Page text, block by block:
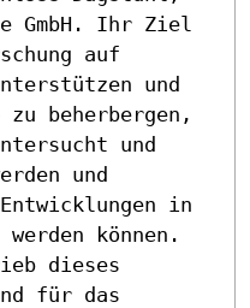
GmbH. Ihr Ziel
auf
und
zu beherbergen,
und
und
in
können.
dieses
für das